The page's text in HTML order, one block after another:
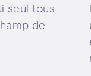
seul tous
de